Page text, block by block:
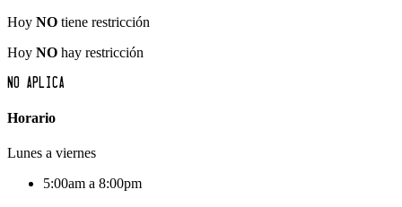
Hoy NO tiene restricción
Hoy NO hay restricción
No aplica
Horario
Lunes a viernes
5:00am a 8:00pm